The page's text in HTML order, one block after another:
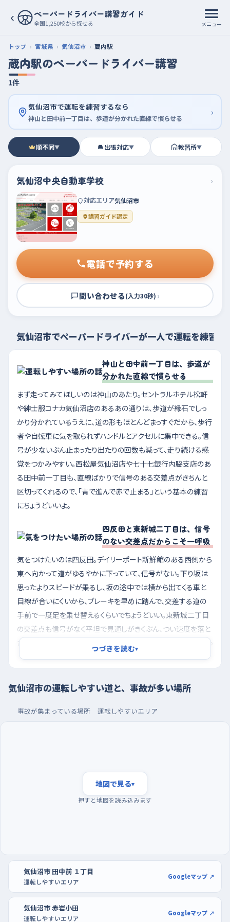
‹ ペーパードライバー講習ガイド
全国1,250校から探せる メニュー
トップ 宮城県 気仙沼市 蔵内駅
蔵内駅のペーパードライバー講習
1件
気仙沼市で運転を練習するなら
神山と田中前一丁目は、歩道が分かれた直線で慣らせる ›
順不同▼ 出張対応▼ 教習所▼
気仙沼中央自動車学校 ›
対応エリア気仙沼市
講習ガイド認定
電話で予約する
問い合わせる(入力30秒) ›
気仙沼市でペーパードライバーが一人で運転を練習す
神山と田中前一丁目は、歩道が
分かれた直線で慣らせる
まず走ってみてほしいのは神山のあたり。セントラルホテル松軒
や紳士服コナカ気仙沼店のあるあの通りは、歩道が縁石でしっ
かり分かれているうえに、道の形もほとんどまっすぐだから、歩行
者や自転車に気を取られずハンドルとアクセルに集中できる。信
号が少ないぶん止まったり出たりの回数も減って、走り続ける感
覚をつかみやすい。西松屋気仙沼店や七十七銀行内脇支店のあ
る田中前一丁目も、直線ばかりで信号のある交差点がきちんと
区切ってくれるので、「青で進んで赤で止まる」という基本の練習
にちょうどいいよ。
四反田と東新城二丁目は、信号
のない交差点だからこそ一呼吸
気をつけたいのは四反田。デイリーポート新鮮館のある西側から
東へ向かって道がゆるやかに下っていて、信号がない。下り坂は
思ったよりスピードが乗るし、坂の途中では横から出てくる車と
目線が合いにくいから、ブレーキを早めに踏んで、交差する道の
手前で一度足を乗せ替えるくらいでちょうどいい。東新城二丁目
の交差点も信号がなく平坦で見通しがきくぶん、つい速度を落と
さずに入ってしまいがち。北側にローソン、南側に葬祭会館があっ
て、駐車場へ入る車や出てくる車が交差点のすぐ近くで曲がるか
ら、店の出入口を見つけたら「ここから車が出てくるかも」と思っ
て減速しておくと安心だよ。
夕方の混む時間を外して、大型店の駐車場で車庫入れ
ている午前中から昼過ぎにかけてが、いちばん落ち着いて走れ
る。週の半ばは仕事の車も動いていて流れが速くなりやすいか
ただし店の入口に近い側は人も車も多いので、少し離れた空いて
いる列を選んで、前向きに入れる、後ろ向きに入れる、と一つずつ
確かめていこう。慣れてきたら、そのまま駐車場から出て神山方
面の直線へ出ていくと、流れに乗る練習まで続けられるよ。
つづきを読む▾
気仙沼市の運転しやすい道と、事故が多い場所
事故が集まっている場所 運転しやすいエリア
地図で見る▾
押すと地図を読み込みます
気仙沼市 田中前 １丁目
運転しやすいエリア
Googleマップ ↗
気仙沼市 赤岩小田
運転しやすいエリア
Googleマップ ↗